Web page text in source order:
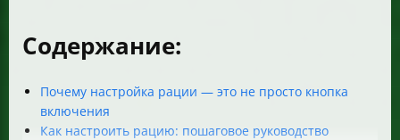
Содержание:
Почему настройка рации — это не просто кнопка
включения
Как настроить рацию: пошаговое руководство